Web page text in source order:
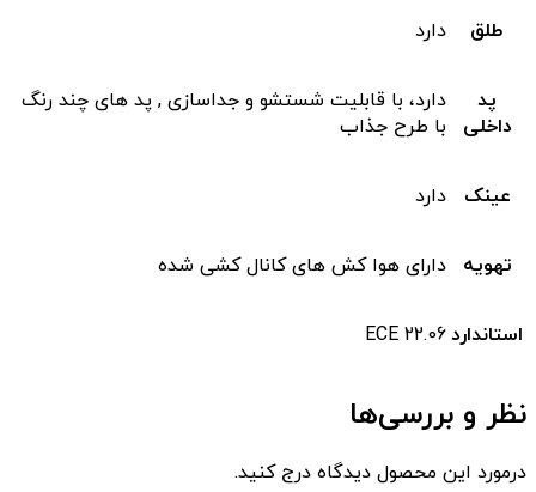
طلق دارد
پد
داخلی
دارد، با قابلیت شستشو و جداسازی , پد های چند رنگ
با طرح جذاب
عینک دارد
تهویه دارای هوا کش های کانال کشی شده
استانداردECE 22.06
نظر و بررسی‌ها
درمورد این محصول دیدگاه درج کنید.